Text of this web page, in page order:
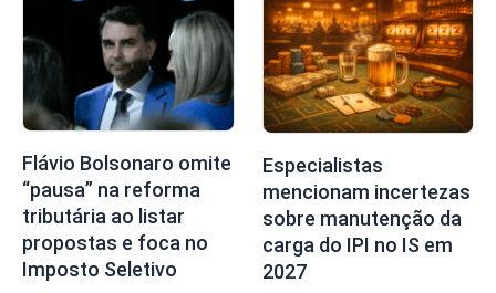
Flávio Bolsonaro omite
“pausa” na reforma
tributária ao listar
propostas e foca no
Imposto Seletivo
Especialistas
mencionam incertezas
sobre manutenção da
carga do IPI no IS em
2027